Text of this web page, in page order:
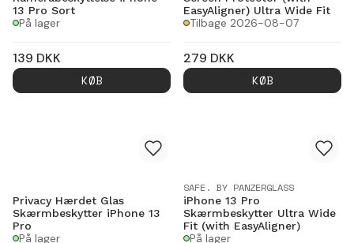
13 Pro Sort
På lager
139 DKK
KØB
EasyAligner) Ultra Wide Fit
Tilbage 2026-08-07
279 DKK
KØB
Privacy Hærdet Glas
Skærmbeskytter iPhone 13
Pro
På lager
SAFE. BY PANZERGLASS
iPhone 13 Pro
Skærmbeskytter Ultra Wide
Fit (with EasyAligner)
På lager